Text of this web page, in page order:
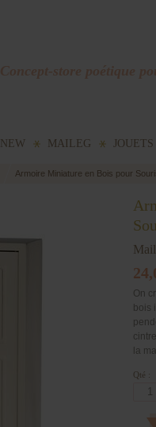
Concept-store poétique
NEW MAILEG JOUETS
Armoire Miniature en Bois pour
On
bois
la
Qté :